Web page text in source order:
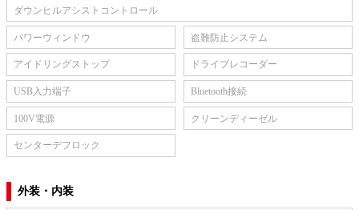
ダウンヒルアシストコントロール
パワーウィンドウ 盗難防止システム
アイドリングストップ ドライブレコーダー
USB入力端子 Bluetooth接続
100V電源 クリーンディーゼル
センターデフロック
外装・内装